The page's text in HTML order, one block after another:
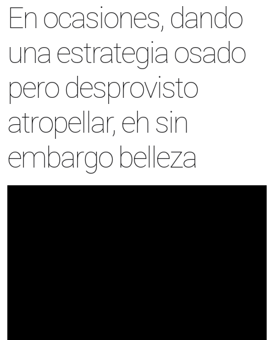
En ocasiones, dando
una estrategia osado
pero desprovisto
atropellar, eh sin
embargo belleza